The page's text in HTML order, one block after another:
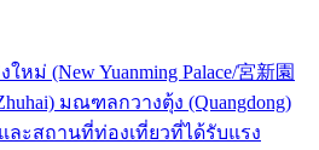
ม่ (New Yuanming Palace/宮新園
มณฑลกวางตุ้ง (Quangdong)
ละสถานที่ท่องเที่ยวที่ได้รับแรง